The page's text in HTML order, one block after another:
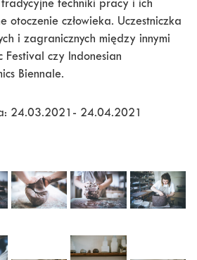
techniki pracy i ich
otoczenie człowieka. Uczestniczka
i zagranicznych między innymi
Festival czy Indonesian
Biennale.
24.03.2021- 24.04.2021